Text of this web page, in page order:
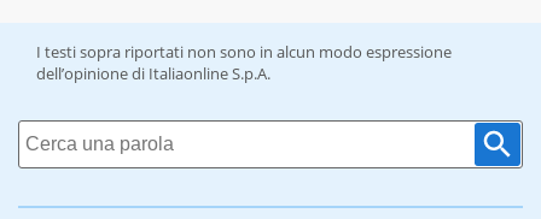
I testi sopra riportati non sono in alcun modo espressione
dell’opinione di Italiaonline S.p.A.